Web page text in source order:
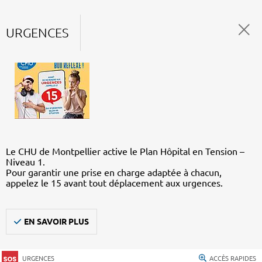
URGENCES
Le CHU de Montpellier active le Plan Hôpital en Tension –
Niveau 1.
Pour garantir une prise en charge adaptée à chacun,
appelez le 15 avant tout déplacement aux urgences.
EN SAVOIR PLUS
URGENCES ACCÈS RAPIDES